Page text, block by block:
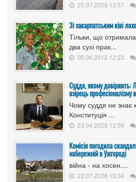
25.07.2026 13:57
Зі закарпатським ківі
Тільки, що
два сухі прак...
05.06.2012 12:23
Суддя, якому
взірець професіоналізму
Чому суддя не знає
Конституція ...
23.04.2025 12:09
Комісія погодила
набережній в Ужгороді
війна - на хосен....
22.07.2026 19:34